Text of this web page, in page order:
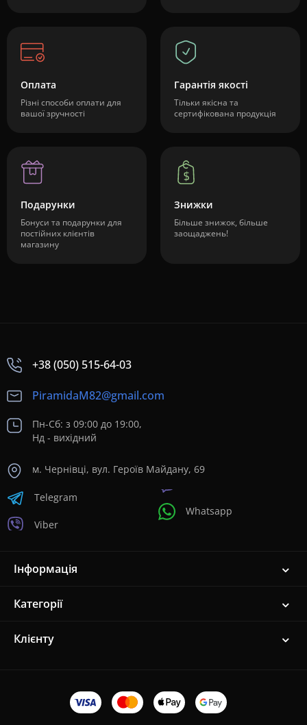
Оплата
Різні способи оплати для
вашої зручності
Гарантія якості
Тільки якісна та
сертифікована продукція
Подарунки
Бонуси та подарунки для
постійних клієнтів
магазину
Знижки
Більше знижок, більше
заощаджень!
+38 (050) 515-64-03
PiramidaM82@gmail.com
Пн-Сб: з 09:00 до 19:00,
Нд - вихідний
м. Чернівці, вул. Героїв Майдану, 69
Telegram
Viber
Whatsapp
Інформація
Категорії
Клієнту